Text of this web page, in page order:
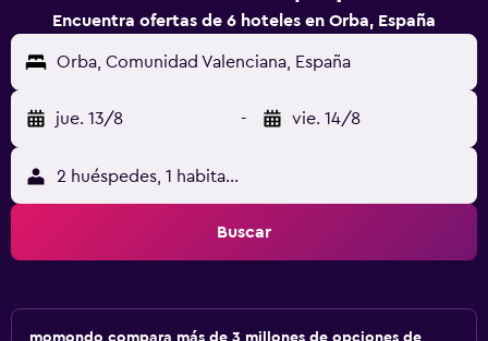
Encuentra ofertas de 6 hoteles en Orba, España
Orba, Comunidad Valenciana, España
jue. 13/8 - vie. 14/8
2 huéspedes, 1 habitación
Buscar
momondo compara más de 3 millones de opciones de